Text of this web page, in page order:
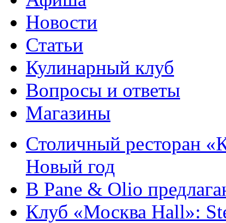
Новости
Статьи
Кулинарный клуб
Вопросы и ответы
Магазины
Столичный ресторан
Новый год
В Pane & Olio
Клуб «Москва Hall»: